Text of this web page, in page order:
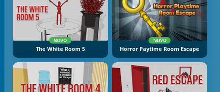
NOVO
The White Room 5
NOVO
Horror Paytime Room Escape